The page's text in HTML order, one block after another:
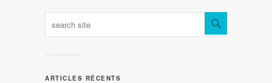
ARTICLES RÉCENTS